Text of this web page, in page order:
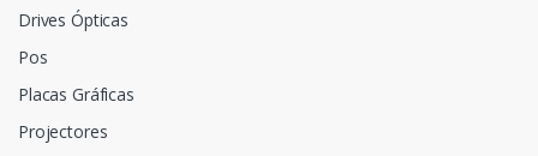
Drives Ópticas
Pos
Placas Gráficas
Projectores